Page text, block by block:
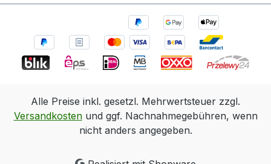
Alle Preise inkl. gesetzl. Mehrwertsteuer zzgl.
Versandkostenund ggf. Nachnahmegebühren, wenn
nicht anders angegeben.